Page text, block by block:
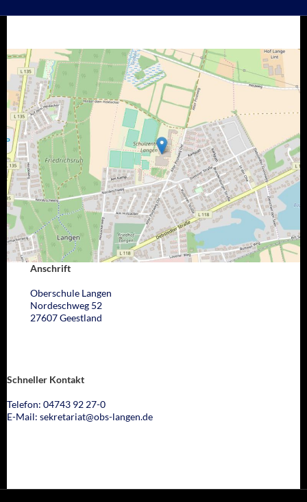
Anschrift
Oberschule Langen
Nordeschweg 52
27607 Geestland
Schneller Kontakt
Telefon: 04743 92 27-0
E-Mail: sekretariat@obs-langen.de